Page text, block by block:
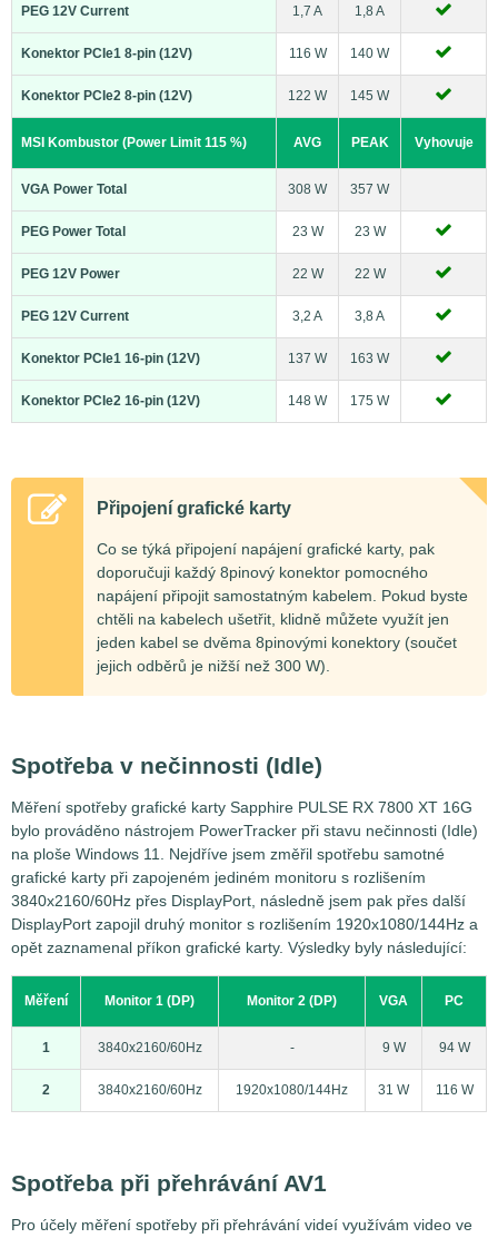
PEG 12V Current 1,7 A 1,8 A
Konektor PCIe1 8-pin (12V) 116 W 140 W
Konektor PCIe2 8-pin (12V) 122 W 145 W
MSI Kombustor (Power Limit 115 %) AVG PEAK Vyhovuje
VGA Power Total 308 W 357 W
PEG Power Total 23 W 23 W
PEG 12V Power 22 W 22 W
PEG 12V Current 3,2 A 3,8 A
Konektor PCIe1 16-pin (12V) 137 W 163 W
Konektor PCIe2 16-pin (12V) 148 W 175 W
Připojení grafické karty
Co se týká připojení napájení grafické karty, pak
doporučuji každý 8pinový konektor pomocného
napájení připojit samostatným kabelem. Pokud byste
chtěli na kabelech ušetřit, klidně můžete využít jen
jeden kabel se dvěma 8pinovými konektory (součet
jejich odběrů je nižší než 300 W).
Spotřeba v nečinnosti (Idle)
Měření spotřeby grafické karty Sapphire PULSE RX 7800 XT 16G
bylo prováděno nástrojem PowerTracker při stavu nečinnosti (Idle)
na ploše Windows 11. Nejdříve jsem změřil spotřebu samotné
grafické karty při zapojeném jediném monitoru s rozlišením
3840x2160/60Hz přes DisplayPort, následně jsem pak přes další
DisplayPort zapojil druhý monitor s rozlišením 1920x1080/144Hz a
opět zaznamenal příkon grafické karty. Výsledky byly následující:
Měření Monitor 1 (DP) Monitor 2 (DP) VGA PC
1 3840x2160/60Hz - 9 W 94 W
2 3840x2160/60Hz 1920x1080/144Hz 31 W 116 W
Spotřeba při přehrávání AV1
Pro účely měření spotřeby při přehrávání videí využívám video ve